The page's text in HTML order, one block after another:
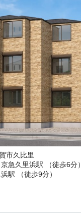
市久比里
京急久里浜駅
（徒歩6分）
駅
（徒歩9分）